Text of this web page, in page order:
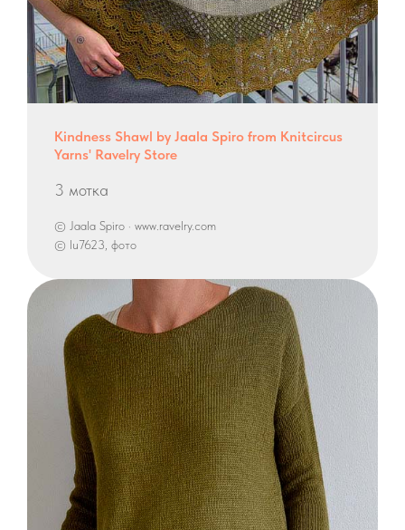
Kindness Shawl by Jaala Spiro from Knitcircus
Yarns' Ravelry Store
3 мотка
© Jaala Spiro · www.ravelry.com
© lu7623, фото